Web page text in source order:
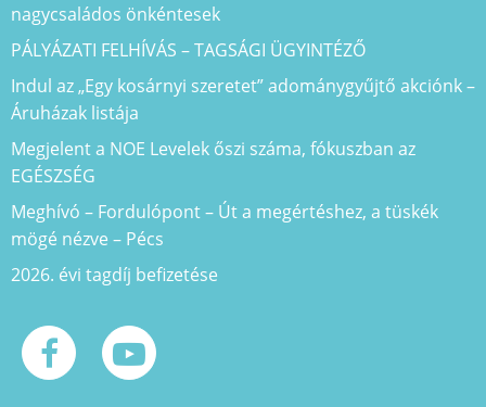
nagycsaládos önkéntesek
PÁLYÁZATI FELHÍVÁS – TAGSÁGI ÜGYINTÉZŐ
Indul az „Egy kosárnyi szeretet” adománygyűjtő akciónk –
Áruházak listája
Megjelent a NOE Levelek őszi száma, fókuszban az
EGÉSZSÉG
Meghívó – Fordulópont – Út a megértéshez, a tüskék
mögé nézve – Pécs
2026. évi tagdíj befizetése